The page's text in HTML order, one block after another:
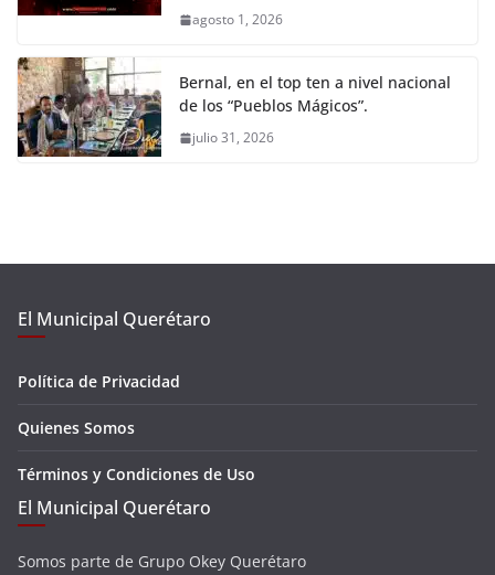
agosto 1, 2026
Bernal, en el top ten a nivel nacional
de los “Pueblos Mágicos”.
julio 31, 2026
El Municipal Querétaro
Política de Privacidad
Quienes Somos
Términos y Condiciones de Uso
El Municipal Querétaro
Somos parte de Grupo Okey Querétaro